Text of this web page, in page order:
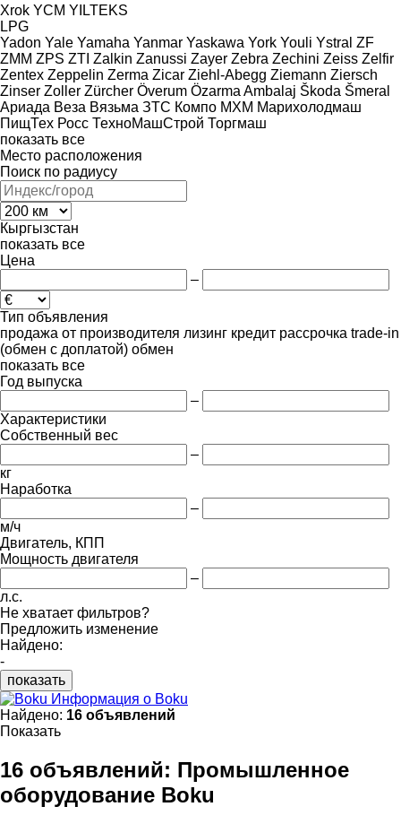
Xrok YCM YILTEKS
LPG
Yadon Yale Yamaha Yanmar Yaskawa York Youli Ystral ZF
ZMM ZPS ZTI Zalkin Zanussi Zayer Zebra Zechini Zeiss Zelfir
Zentex Zeppelin Zerma Zicar Ziehl-Abegg Ziemann Ziersch
Zinser Zoller Zürcher Överum Özarma Ambalaj Škoda Šmeral
Ариада Веза Вязьма ЗТС Компо МХМ Марихолодмаш
ПищТех Росс ТехноМашСтрой Торгмаш
показать все
Место расположения
Поиск по радиусу
Кыргызстан
показать все
Цена
–
Тип объявления
продажа от производителя лизинг кредит рассрочка trade-in
(обмен с доплатой) обмен
показать все
Год выпуска
–
Характеристики
Собственный вес
–
кг
Наработка
–
м/ч
Двигатель, КПП
Мощность двигателя
–
л.с.
Не хватает фильтров?
Предложить изменение
Найдено:
-
показать
Информация о Boku
Найдено: 16 объявлений
Показать
16 объявлений: Промышленное
оборудование Boku